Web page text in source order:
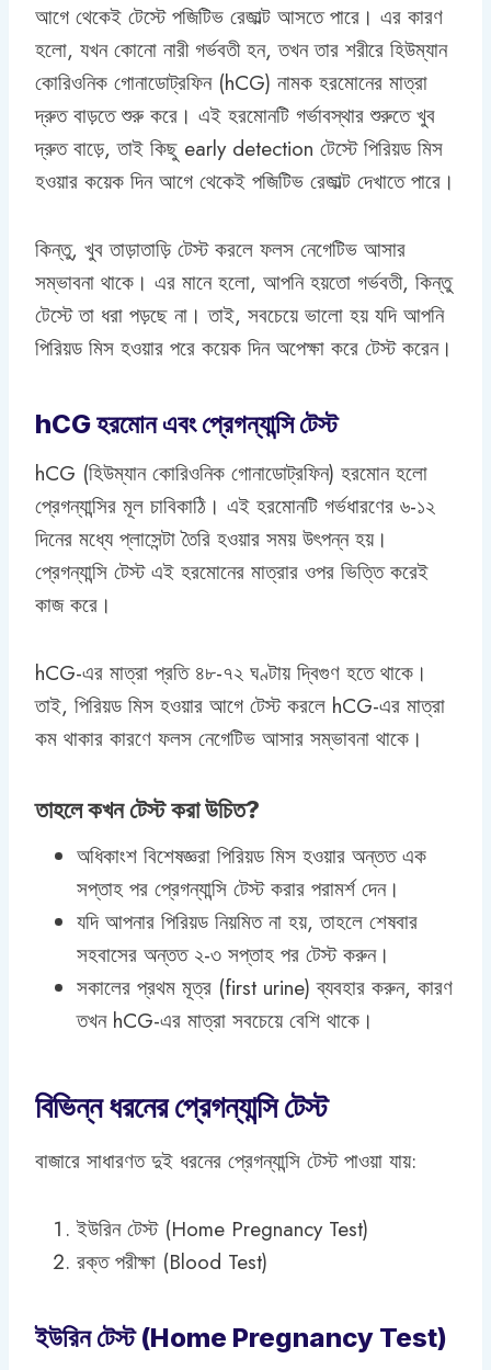
আগে থেকেই টেস্টে পজিটিভ রেজাল্ট আসতে পারে। এর কারণ
হলো, যখন কোনো নারী গর্ভবতী হন, তখন তার শরীরে হিউম্যান
কোরিওনিক গোনাডোট্রফিন (hCG) নামক হরমোনের মাত্রা
দ্রুত বাড়তে শুরু করে। এই হরমোনটি গর্ভাবস্থার শুরুতে খুব
দ্রুত বাড়ে, তাই কিছু early detection টেস্টে পিরিয়ড মিস
হওয়ার কয়েক দিন আগে থেকেই পজিটিভ রেজাল্ট দেখাতে পারে।
কিন্তু, খুব তাড়াতাড়ি টেস্ট করলে ফলস নেগেটিভ আসার
সম্ভাবনা থাকে। এর মানে হলো, আপনি হয়তো গর্ভবতী, কিন্তু
টেস্টে তা ধরা পড়ছে না। তাই, সবচেয়ে ভালো হয় যদি আপনি
পিরিয়ড মিস হওয়ার পরে কয়েক দিন অপেক্ষা করে টেস্ট করেন।
hCG হরমোন এবং প্রেগন্যান্সি টেস্ট
hCG (হিউম্যান কোরিওনিক গোনাডোট্রফিন) হরমোন হলো
প্রেগন্যান্সির মূল চাবিকাঠি। এই হরমোনটি গর্ভধারণের ৬-১২
দিনের মধ্যে প্লাসেন্টা তৈরি হওয়ার সময় উৎপন্ন হয়।
প্রেগন্যান্সি টেস্ট এই হরমোনের মাত্রার ওপর ভিত্তি করেই
কাজ করে।
hCG-এর মাত্রা প্রতি ৪৮-৭২ ঘণ্টায় দ্বিগুণ হতে থাকে।
তাই, পিরিয়ড মিস হওয়ার আগে টেস্ট করলে hCG-এর মাত্রা
কম থাকার কারণে ফলস নেগেটিভ আসার সম্ভাবনা থাকে।
তাহলে কখন টেস্ট করা উচিত?
অধিকাংশ বিশেষজ্ঞরা পিরিয়ড মিস হওয়ার অন্তত এক
সপ্তাহ পর প্রেগন্যান্সি টেস্ট করার পরামর্শ দেন।
যদি আপনার পিরিয়ড নিয়মিত না হয়, তাহলে শেষবার
সহবাসের অন্তত ২-৩ সপ্তাহ পর টেস্ট করুন।
সকালের প্রথম মূত্র (first urine) ব্যবহার করুন, কারণ
তখন hCG-এর মাত্রা সবচেয়ে বেশি থাকে।
বিভিন্ন ধরনের প্রেগন্যান্সি টেস্ট
বাজারে সাধারণত দুই ধরনের প্রেগন্যান্সি টেস্ট পাওয়া যায়:
ইউরিন টেস্ট (Home Pregnancy Test)
রক্ত পরীক্ষা (Blood Test)
ইউরিন টেস্ট (Home Pregnancy Test)